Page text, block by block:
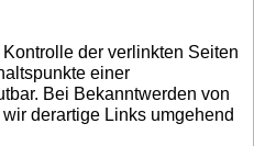
der verlinkten Seiten
einer
Bei Bekanntwerden von
derartige Links umgehend